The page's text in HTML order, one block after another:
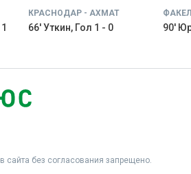
КРАСНОДАР - АХМАТ
66' Уткин, Гол 1 - 0 90'
сайта без согласования запрещено.